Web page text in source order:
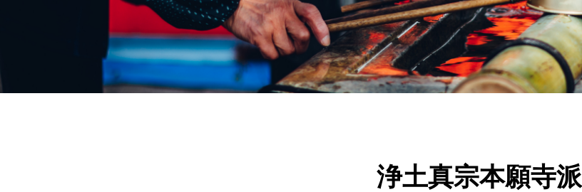
浄土真宗本願寺派